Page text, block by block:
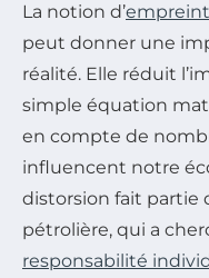
La notion d’
peut donner une
réalité. Elle réduit
simple équation
en compte de
influencent notre
distorsion fait partie
pétrolière, qui a
responsabilité